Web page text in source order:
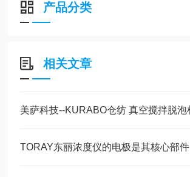
产品分类
相关文章
TORAY东丽浓度仪的电极是其核心部件